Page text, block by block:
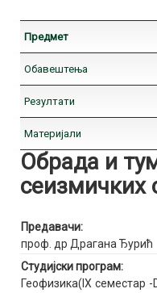
Предмет
Обавештења
Резултати
Материјали
Обрада и
сеизмичких
Предавачи:
проф. др Драгана Ђурић
Студијски програм:
Геофизика(IX семестар -